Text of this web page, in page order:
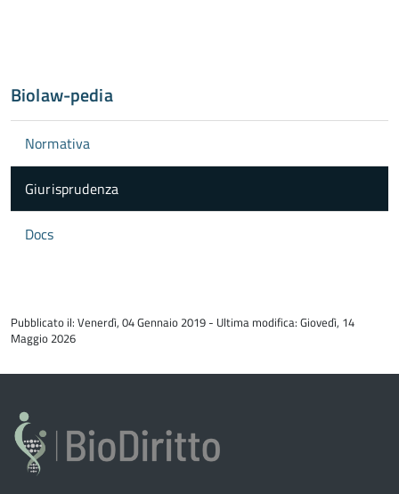
Biolaw-pedia
Normativa
Giurisprudenza
Docs
del
contenuto
Pubblicato il: Venerdì, 04 Gennaio 2019 - Ultima modifica: Giovedì, 14
Maggio 2026